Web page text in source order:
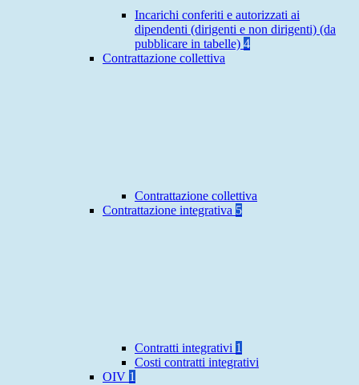
Incarichi conferiti e autorizzati ai
dipendenti (dirigenti e non dirigenti) (da
pubblicare in tabelle) 4
Contrattazione collettiva
Contrattazione collettiva
Contrattazione integrativa 5
Contratti integrativi 1
Costi contratti integrativi
OIV 1